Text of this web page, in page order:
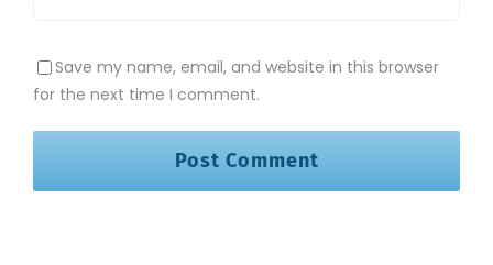
Save my name, email, and website in this browser
for the next time I comment.